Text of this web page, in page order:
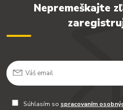
Nepremeškajte
Súhlasím so spracovaním